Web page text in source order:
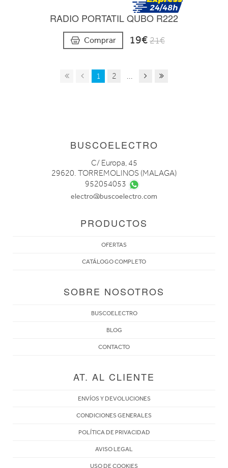
RADIO PORTATIL QUBO R222
Comprar 19€21€
1 2 ...
BUSCOELECTRO
C/ Europa, 45
29620. TORREMOLINOS (MALAGA)
952054053
electro@buscoelectro.com
PRODUCTOS
OFERTAS
CATÁLOGO COMPLETO
SOBRE NOSOTROS
BUSCOELECTRO
BLOG
CONTACTO
AT. AL CLIENTE
ENVÍOS Y DEVOLUCIONES
CONDICIONES GENERALES
POLÍTICA DE PRIVACIDAD
AVISO LEGAL
USO DE COOKIES